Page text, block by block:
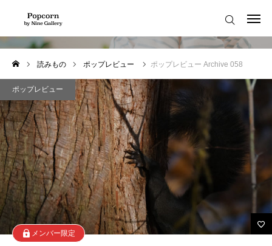
読みもの ポップレビュー ポップレビュー Archive 058
ポップレビュー
メンバー限定
はじめての方へ
お知らせ
読みもの
メンバーの声
よくある質問
ポップコーンへようこそ！
お知らせ
プライバシーポリシー